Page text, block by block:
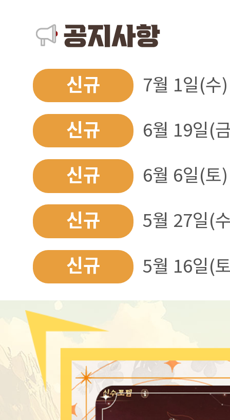
신규 7월 1일(수
신규 6월 19일(
신규 6월 6일(토
신규 5월 27일(
신규 5월 16일(